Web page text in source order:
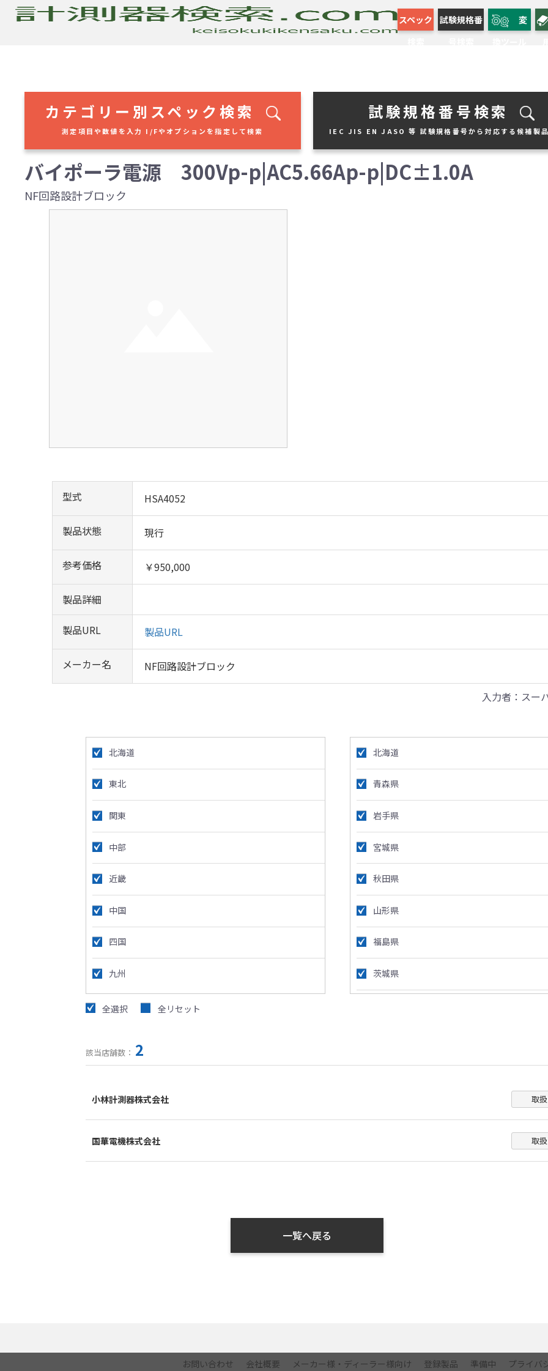
スペック
試験規格番
変
カテゴリー別スペック検索
測定項目や数値を入力 I/Fやオプションを指定して検索
試験規格番号検索
IEC JIS EN JASO 等 試験規格番号から対応する候補製
バイポーラ電源 300Vp-p|AC5.66Ap-p|DC±1.0A
NF回路設計ブロック
型式 HSA4052
製品状態 現行
参考価格 ￥950,000
製品詳細
製品URL 製品URL
メーカー名 NF回路設計ブロック
入力者：スー
北海道
東北
関東
中部
近畿
中国
四国
九州
北海道
青森県
岩手県
宮城県
秋田県
山形県
福島県
茨城県
埼玉県
神奈川県
石川県
長野県
全選択 全リセット
該当店舗数： 2
小林計測器株式会社 取
国華電機株式会社 取
一覧へ戻る
お問い合わせ 会社概要 メーカー様・ディーラー様向け 登録製品 準備中 プライバ